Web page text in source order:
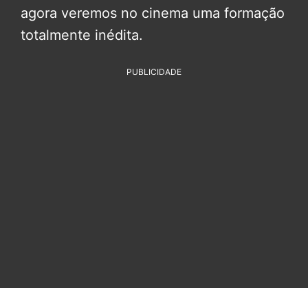
agora veremos no cinema uma formação
totalmente inédita.
PUBLICIDADE